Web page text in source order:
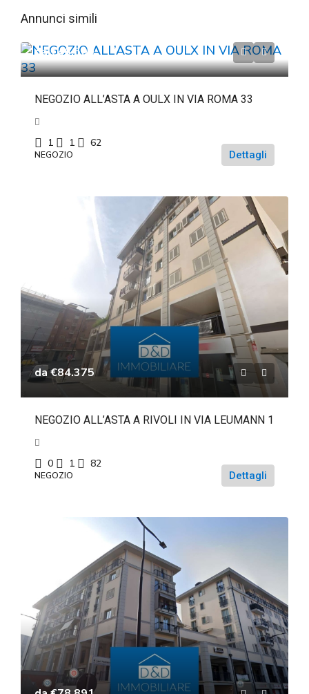
Annunci simili
da€46.500
NEGOZIO ALL’ASTA A OULX IN VIA ROMA 33
1 1 62
NEGOZIO Dettagli
da€84.375
NEGOZIO ALL’ASTA A RIVOLI IN VIA LEUMANN 1
0 1 82
NEGOZIO Dettagli